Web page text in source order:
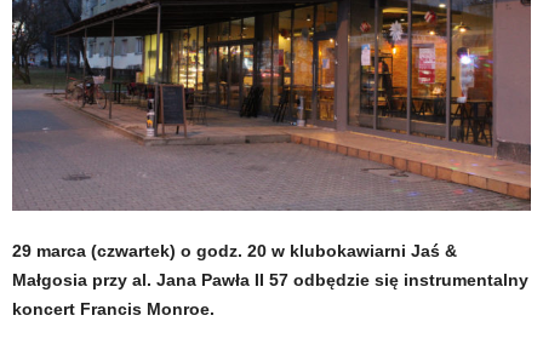
29 marca (czwartek) o godz. 20 w klubokawiarni Jaś &
Małgosia przy al. Jana Pawła II 57 odbędzie się instrumentalny
koncert Francis Monroe.